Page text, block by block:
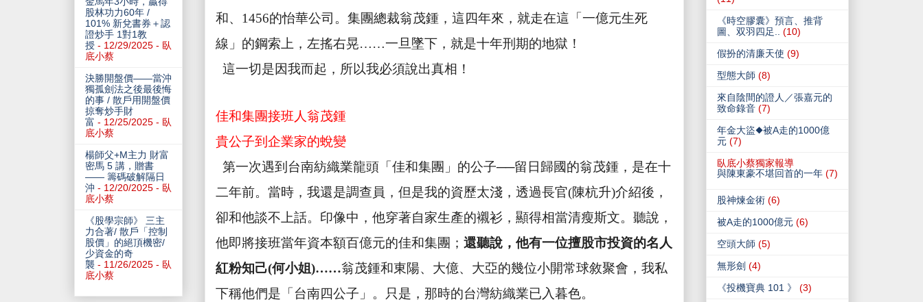
和、 1456的怡華公司。集團總裁翁茂鍾，這四年來，就走在這「一億元生死
線」的鋼索上，左搖右晃……一旦墜下，就是十年刑期的地獄！
這一切是因我而起，所以我必須說出真相！
佳和集團接班人翁茂鍾
貴公子到企業家的蛻變
第一次遇到台南紡織業龍頭「佳和集團」的公子──留日歸國的翁茂鍾，是在十
二年前。當時，我還是調查員，但是我的資歷太淺，透過長官(陳杭升)介紹後，
卻和他談不上話。印像中，他穿著自家生產的襯衫，顯得相當清瘦斯文。聽說，
他即將接班當年資本額百億元的佳和集團； 還聽說，他有一位擅股市投資的名人
紅粉知己(何小姐)……翁茂鍾和東陽、大億、大亞的幾位小開常球敘聚會，我私
下稱他們是「台南四公子」。只是，那時的台灣紡織業已入暮色。
股林功力60年 /
101% 新兌書券＋認
證炒手 1對1教
授 - 12/29/2025 - 臥
底小蔡
決勝開盤價——當沖
獨孤劍法之後最後悔
的事 / 散戶用開盤價
掠奪炒手財
富 - 12/25/2025 - 臥
底小蔡
楊師父+M主力 財富
密馬 5 講，贈書
—— 籌碼破解隔日
沖 - 12/20/2025 - 臥
底小蔡
《股學宗師》 三主
力合著/ 散戶「控制
股價」的絕頂機密/
少資金的奇
襲 - 11/26/2025 - 臥
底小蔡
《時空膠囊》預言、推背
圖、双羽四足..
(10)
假扮的清廉天使 (9)
型態大師 (8)
來自陰間的證人／張嘉元的
致命錄音 (7)
年金大盜◆被A走的1000億
元 (7)
臥底小蔡獨家報導
與陳東豪不堪回首的一年 (7)
股神煉金術 (6)
被A走的1000億元 (6)
空頭大師 (5)
無形劍 (4)
《投機寶典 101 》
(3)